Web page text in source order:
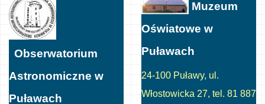
Obserwatorium
Astronomiczne w
Puławach
Muzeum
Oświatowe w
Puławach
24-100 Puławy, ul.
Włostowicka 27, tel. 81 887